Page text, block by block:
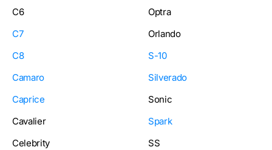
C6
C7
C8
Camaro
Caprice
Cavalier
Celebrity
Optra
Orlando
S-10
Silverado
Sonic
Spark
SS